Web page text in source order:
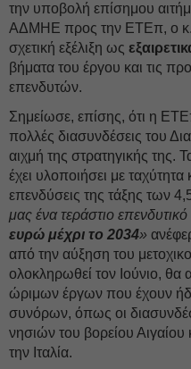
την υποβολή επίσημου
ΑΔΜΗΕ προς την ΕΤΕπ, o κ.
σχετική εξέλιξη ως
βήματα του έργου και τις
επενδυτών.
Σημείωσε, επίσης, ότι η
πολλές διασυνδέσεις του
αιχμή της στρατηγικής της.
έχει υλοποιήσει με ταχύτητα
επενδύσεις της τάξης των
μας ένα τεράστιο
ευρώ μέχρι το 2034»
από την αύξηση του
ολοκληρωθεί τον Ιούνιο, θα
ώριμων έργων που έχουν ήδη
συνόρων, όπως οι
νησιών του βορείου
την Ιταλία.